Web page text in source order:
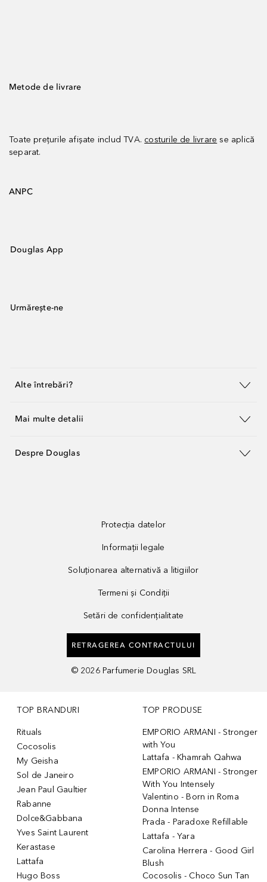
Metode de livrare
Toate prețurile afișate includ TVA. costurile de livrare se aplică
separat.
ANPC
Douglas App
Urmărește-ne
Alte întrebări?
Mai multe detalii
Despre Douglas
Protecția datelor
Informații legale
Soluționarea alternativă a litigiilor
Termeni și Condiții
Setări de confidențialitate
RETRAGEREA CONTRACTULUI
© 2026 Parfumerie Douglas SRL
TOP BRANDURI
Rituals
Cocosolis
My Geisha
Sol de Janeiro
Jean Paul Gaultier
Rabanne
Dolce&Gabbana
Yves Saint Laurent
Kerastase
Lattafa
Hugo Boss
TOP PRODUSE
EMPORIO ARMANI - Stronger
with You
Lattafa - Khamrah Qahwa
EMPORIO ARMANI - Stronger
With You Intensely
Valentino - Born in Roma
Donna Intense
Prada - Paradoxe Refillable
Lattafa - Yara
Carolina Herrera - Good Girl
Blush
Cocosolis - Choco Sun Tan